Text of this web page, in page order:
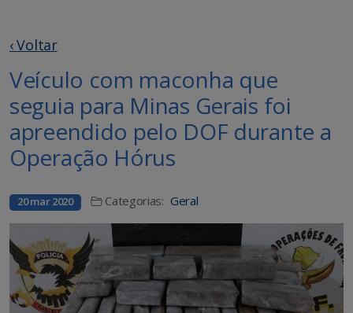
‹ Voltar
Veículo com maconha que
seguia para Minas Gerais foi
apreendido pelo DOF durante a
Operação Hórus
20 mar 2020 Categorias: Geral